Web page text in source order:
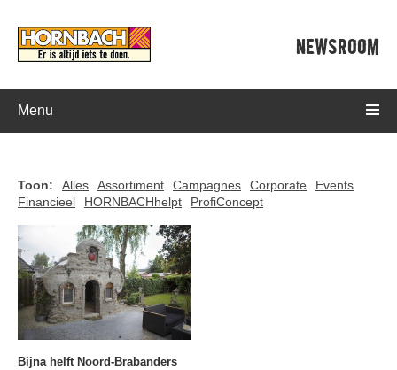
NEWSROOM
Menu
Toon: Alles Assortiment Campagnes Corporate
Events
Financieel
HORNBACHhelpt ProfiConcept
Bijna helft Noord-Brabanders